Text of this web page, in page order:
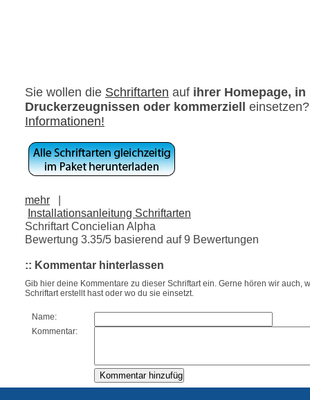
Sie wollen die Schriftarten auf ihrer Homepage, in
Druckerzeugnissen oder kommerziell
Informationen!
mehr
|
Installationsanleitung Schriftarten
Schriftart Concielian Alpha
Bewertung 3.35/5 basierend auf9 Bewertungen
:: Kommentar hinterlassen
Gib hier deine Kommentare zu dieser Schriftart ein. Gerne hören wir auch,
Schriftart erstellt hast oder wo du sie einsetzt.
Name:
Kommentar: